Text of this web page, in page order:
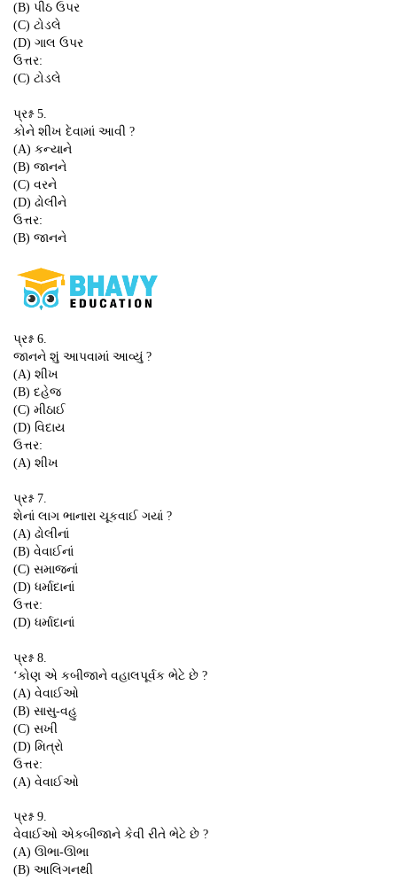
(B) પીઠ ઉપર
(C) ટોડલે
(D) ગાલ ઉપર
ઉત્તર:
(C) ટોડલે
પ્રશ્ન 5.
કોને શીખ દેવામાં આવી ?
(A) કન્યાને
(B) જાનને
(C) વરને
(D) ઢોલીને
ઉત્તર:
(B) જાનને
પ્રશ્ન 6.
જાનને શું આપવામાં આવ્યું ?
(A) શીખ
(B) દહેજ
(C) મીઠાઈ
(D) વિદાય
ઉત્તર:
(A) શીખ
પ્રશ્ન 7.
શેનાં લાગ ભાનારા ચૂકવાઈ ગયાં ?
(A) ઢોલીનાં
(B) વેવાઈનાં
(C) સમાજનાં
(D) ધર્માદાનાં
ઉત્તર:
(D) ધર્માદાનાં
પ્રશ્ન 8.
‘કોણ એ કબીજાને વહાલપૂર્વક ભેટે છે ?
(A) વેવાઈઓ
(B) સાસુ-વહુ
(C) સખી
(D) મિત્રો
ઉત્તર:
(A) વેવાઈઓ
પ્રશ્ન 9.
વેવાઈઓ એકબીજાને કેવી રીતે ભેટે છે ?
(A) ઊભા-ઊભા
(B) આલિગનથી